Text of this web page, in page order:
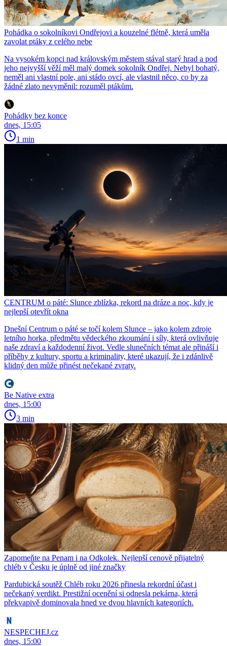
Pohádka o sokolníkovi Ondřejovi a kouzelné flétně, která uměla
zavolat ptáky z celého nebe
Na vysokém kopci nad královským městem stával starý hrad a pod
jeho nejvyšší věží měl malý domek sokolník Ondřej. Nebyl bohatý,
neměl ani vlastní pole, ani stádo ovcí, ale vlastnil něco, co by za
žádné zlato nevyměnil: rozuměl ptákům.
Pohádky bez konce
dnes, 15:05
1 min
CENTRUM o páté: Slunce zblízka, rekord na dráze a noc, kdy je
nejlepší otevřít okna
Dnešní Centrum o páté se točí kolem Slunce – jako kolem zdroje
letního horka, předmětu vědeckého zkoumání i síly, která ovlivňuje
naše zdraví a každodenní život. Vedle slunečních témat ale přináší i
příběhy z kultury, sportu a kriminality, které ukazují, že i zdánlivě
klidný den může přinést nečekané zvraty.
Be Native extra
dnes, 15:00
3 min
Zapomeňte na Penam i na Odkolek. Nejlepší cenově přijatelný
chléb v Česku je úplně od jiné značky
Pardubická soutěž Chléb roku 2026 přinesla rekordní účast i
nečekaný verdikt. Prestižní ocenění si odnesla pekárna, která
překvapivě dominovala hned ve dvou hlavních kategoriích.
NESPECHEJ.cz
dnes, 15:00